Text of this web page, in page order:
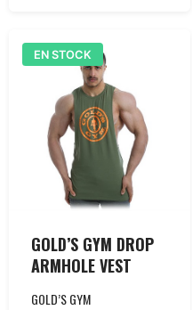
EN STOCK
GOLD’S GYM DROP
ARMHOLE VEST
GOLD’S GYM